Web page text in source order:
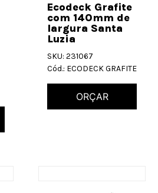
Ecodeck Grafite
com 140mm de
largura Santa
Luzia
SKU: 231067
Cód.: ECODECK GRAFITE
ORÇAR